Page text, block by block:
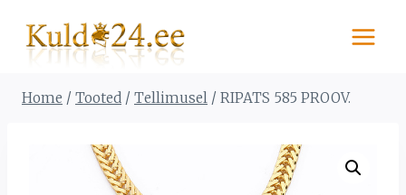
content
Home / Tooted / Tellimusel / RIPATS 585 PROOV.